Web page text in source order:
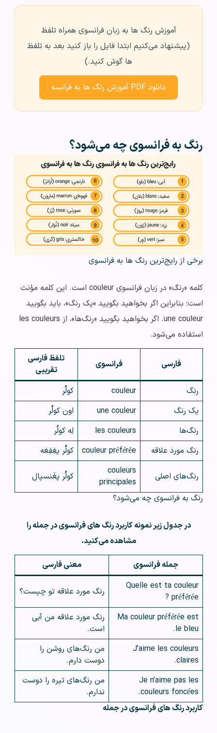
آموزش رنگ ها به زبان فرانسوی همراه تلفظ
(پیشنهاد می‌کنیم ابتدا فایل را باز کنید بعد به تلفظ
ها گوش کنید.)
دانلود PDF آموزش رنگ ها به فرانسه
رنگ به فرانسوی چه می‌شود؟
برخی از رایج‌ترین رنگ ها به فرانسوی
کلمه «رنگ» در زبان فرانسوی couleur است. این کلمه مؤنث
است؛ بنابراین اگر بخواهید بگویید «یک رنگ»، باید بگویید
une couleur. اگر بخواهید بگویید «رنگ‌ها»، از les couleurs
استفاده می‌شود.
فارسی فرانسوی
تلفظ فارسی
تقریبی
رنگ
couleur
کولُر
یک رنگ
une couleur
اون کولُر
رنگ‌ها
les couleurs
لِه کولُر
رنگ مورد علاقه
couleur préférée کولُر پغِفِغه
رنگ‌های اصلی
couleurs
principales
کولُر پغَنسپال
رنگ به فرانسوی چه می‌شود؟
در جدول زیر نمونه کاربرد رنگ های فرانسوی در جمله را
مشاهده می‌کنید.
جمله فرانسوی
معنی فارسی
Quelle est ta couleur
préférée ?
رنگ مورد علاقه تو چیست؟
Ma couleur préférée est
le bleu.
رنگ مورد علاقه من آبی
است.
J’aime les couleurs
claires.
من رنگ‌های روشن را
دوست دارم.
Je n’aime pas les
couleurs foncées.
من رنگ‌های تیره را دوست
ندارم.
کاربرد رنگ های فرانسوی در جمله